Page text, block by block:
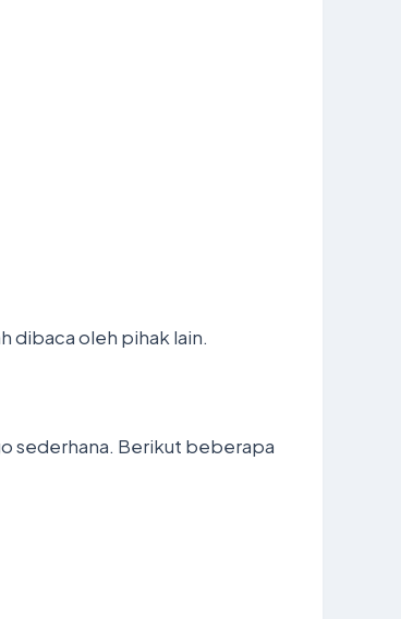
dibaca oleh pihak lain.
sederhana. Berikut beberapa